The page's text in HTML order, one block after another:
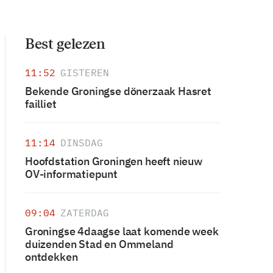
Best gelezen
11:52 GISTEREN
Bekende Groningse dönerzaak Hasret
failliet
11:14 DINSDAG
Hoofdstation Groningen heeft nieuw
OV-informatiepunt
09:04 ZATERDAG
Groningse 4daagse laat komende week
duizenden Stad en Ommeland
ontdekken